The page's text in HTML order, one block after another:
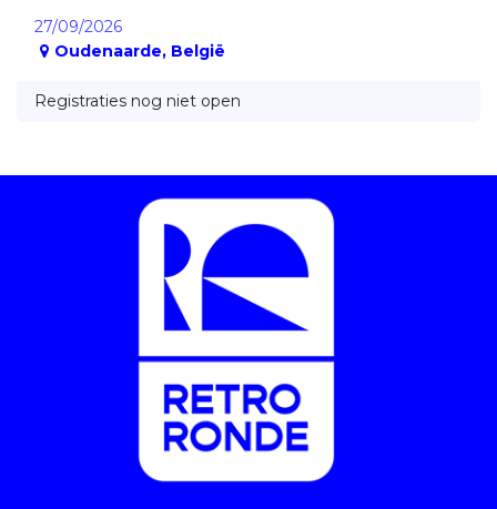
27/09/2026
Oudenaarde, België
Registraties nog niet open